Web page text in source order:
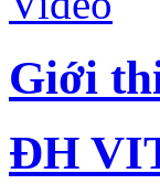
Giới
ĐH